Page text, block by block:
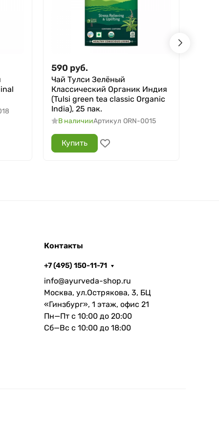
590 руб.
Чай Тулси Зелёный
Классический Органик Индия
(Tulsi green tea classic Organic
India), 25 пак.
В наличииАртикул ORN-0015
Купить
Контакты
+7 (495) 150-11-71
info@ayurveda-shop.ru
Москва, ул.Острякова, 3, БЦ
«Гинзбург», 1 этаж, офис 21
Пн—Пт с 10:00 до 20:00
Сб—Вс с 10:00 до 18:00